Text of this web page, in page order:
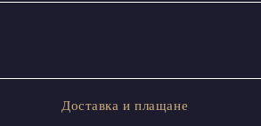
Доставка и плащане